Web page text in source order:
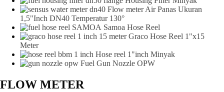
Flow meter Air Panas Ukuran
1,5"Inch DN40 Temperatur 130°
Samoa Hose Reel
Graco Hose Reel 1"x15
Meter
Hose reel 1"inch Minyak
Fuel Gun Nozzle OPW
FLOW METER